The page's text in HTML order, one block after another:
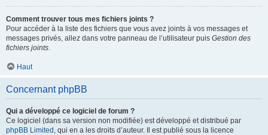
Comment trouver tous mes fichiers joints ?
Pour accéder à la liste des fichiers que vous avez joints à vos messages et
messages privés, allez dans votre panneau de l’utilisateur puis Gestion des
fichiers joints.
Haut
Concernant phpBB
Qui a développé ce logiciel de forum ?
Ce logiciel (dans sa version non modifiée) est développé et distribué par
phpBB Limited , qui en a les droits d’auteur. Il est publié sous la licence